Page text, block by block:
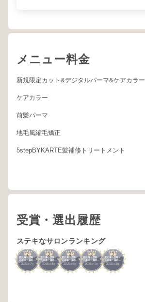
メニュー料金
新規限定カット&デジタルパーマ&ケアカラー
ケアカラー
前髪パーマ
地毛風縮毛矯正
5stepBYKARTE髪補修トリートメント
受賞・選出履歴
ステキなサロンランキング
2
恵比寿・広尾・
六本木・麻布・
赤坂2025年 7
3
恵比寿・広尾・
六本木・麻布・
赤坂2026年 4月
2
恵比寿・広尾・
六本木・麻布・
赤坂2025年 5月
3
恵比寿・広尾・
六本木・麻布・
赤坂2026年 1
3
恵比寿・広尾・
六本木・麻布・
赤坂2026年 2月